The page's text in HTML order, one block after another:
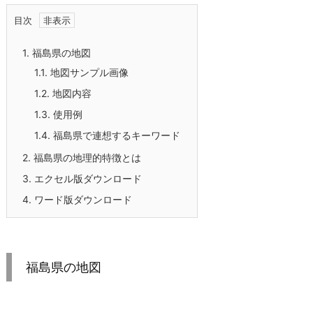
目次
1. 福島県の地図
1.1. 地図サンプル画像
1.2. 地図内容
1.3. 使用例
1.4. 福島県で連想するキーワード
2. 福島県の地理的特徴とは
3. エクセル版ダウンロード
4. ワード版ダウンロード
福島県の地図